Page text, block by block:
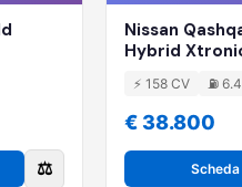
⚖️
Nissan
Hybrid
⚡ 158 CV ⛽
€ 38.800